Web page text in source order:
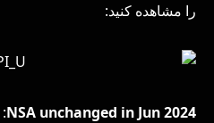
را مشاهده کنید:
NSA unchanged in Jun 2024